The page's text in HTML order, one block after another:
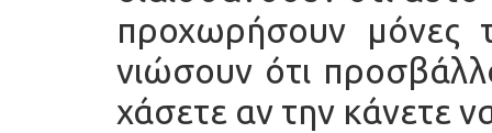
προχωρήσουν μόνες
νιώσουν ότι
χάσετε αν την κάνετε